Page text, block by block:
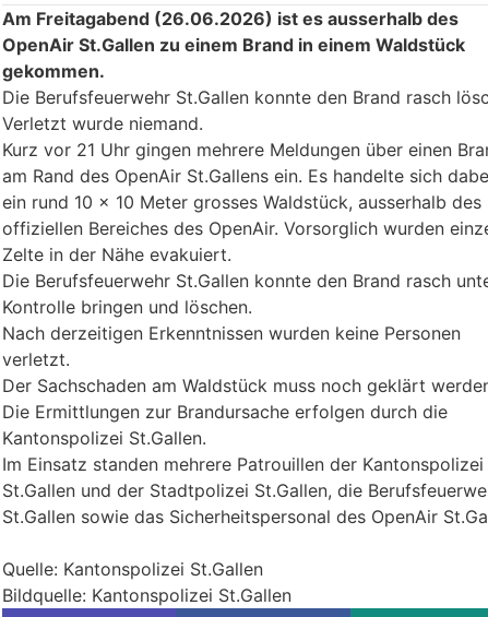
Am Freitagabend (26.06.2026) ist es ausserhalb des
OpenAir St.Gallen zu einem Brand in einem Waldstück
gekommen.
Die Berufsfeuerwehr St.Gallen konnte den Brand rasch
Verletzt wurde niemand.
Kurz vor 21 Uhr gingen mehrere Meldungen über einen
am Rand des OpenAir St.Gallens ein. Es handelte sich
ein rund 10 x 10 Meter grosses Waldstück, ausserhalb des
offiziellen Bereiches des OpenAir. Vorsorglich wurden
Zelte in der Nähe evakuiert.
Die Berufsfeuerwehr St.Gallen konnte den Brand rasch
Kontrolle bringen und löschen.
Nach derzeitigen Erkenntnissen wurden keine Personen
verletzt.
Der Sachschaden am Waldstück muss noch geklärt
Die Ermittlungen zur Brandursache erfolgen durch die
Kantonspolizei St.Gallen.
Im Einsatz standen mehrere Patrouillen der Kantonspolizei
St.Gallen und der Stadtpolizei St.Gallen, die
St.Gallen sowie das Sicherheitspersonal des OpenAir
Quelle: Kantonspolizei St.Gallen
Bildquelle: Kantonspolizei St.Gallen